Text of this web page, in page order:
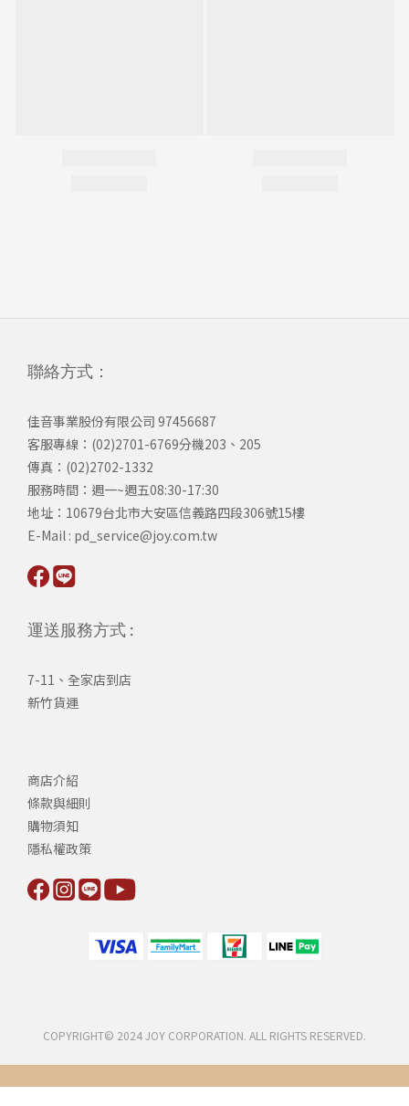
聯絡方式：
佳音事業股份有限公司 97456687
客服專線：(02)2701-6769分機203、205
傳真：(02)2702-1332
服務時間：週一~週五08:30-17:30
​地址：10679台北市大安區信義路四段306號15樓
​E-Mail : pd_service@joy.com.tw
運送服務方式 :
7-11、全家店到店
新竹貨運
商店介紹
條款與細則
購物須知
隱私權政策
COPYRIGHT© 2024 JOY CORPORATION. ALL RIGHTS RESERVED.